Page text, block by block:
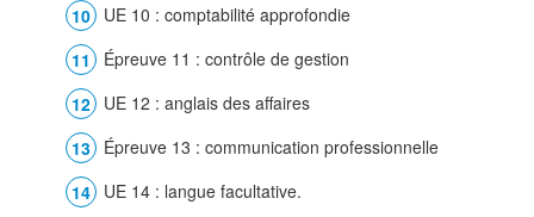
UE 10 : comptabilité approfondie
Épreuve 11 : contrôle de gestion
UE 12 : anglais des affaires
Épreuve 13 : communication professionnelle
UE 14 : langue facultative.